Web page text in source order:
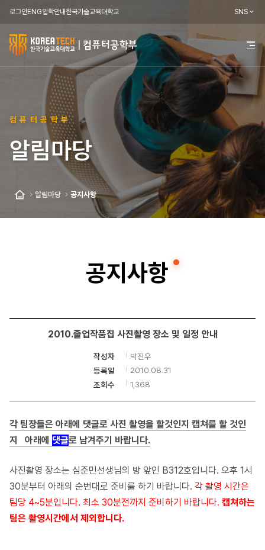
로그인ENG입학안내한국기술교육대학교 SNS
한
국
교
육
학
교
학
전
메
기
컴퓨터공학부
알림마당
알림마당 공지사항
공지사항
2010.졸업작품집 사진촬영 장소 및 일정 안내
작성자
박진우
등록일
2010.08.31
조회수
1,368
각 팀장들은 아래에 댓글로 사진 촬영을 할것인지 캡쳐를 할 것인
지 아래에
댓글로 남겨주기 바랍니다.
사진촬영 장소는 심준민선생님의 방 앞인 B312호입니다. 오후 1시
30분부터 아래의 순번대로 준비를 하기 바랍니다. 각 촬영 시간은
팀당 4~5분입니다. 최소 30분전까지 준비하기 바랍니다. 캡쳐하는
팀은 촬영시간에서 제외합니다.